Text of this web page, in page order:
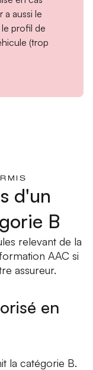
a aussi le
profil de
(trop
d'un
B
relevant de la
AAC si
assureur.
en
la catégorie B.